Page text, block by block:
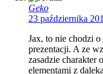
Geko
23 października
Jax, to nie chodzi
prezentacji. A ze
zasadzie charakter
elementami z